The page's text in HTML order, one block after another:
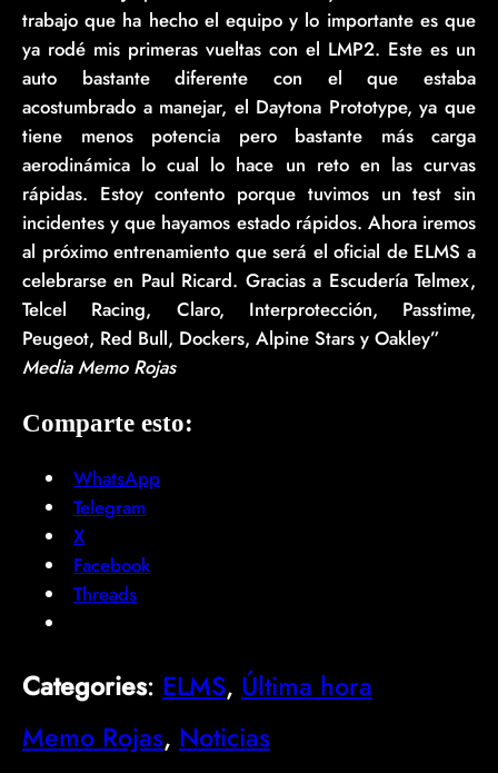
trabajo que ha hecho el equipo y lo importante es que
ya rodé mis primeras vueltas con el LMP2. Este es un
auto bastante diferente con el que estaba
acostumbrado a manejar, el Daytona Prototype, ya que
tiene menos potencia pero bastante más carga
aerodinámica lo cual lo hace un reto en las curvas
rápidas. Estoy contento porque tuvimos un test sin
incidentes y que hayamos estado rápidos. Ahora iremos
al próximo entrenamiento que será el oficial de ELMS a
celebrarse en Paul Ricard. Gracias a Escudería Telmex,
Telcel Racing, Claro, Interprotección, Passtime,
Peugeot, Red Bull, Dockers, Alpine Stars y Oakley”
Media Memo Rojas
Comparte esto:
WhatsApp
Telegram
X
Facebook
Threads
Categories: ELMS, Última hora
Memo Rojas, Noticias